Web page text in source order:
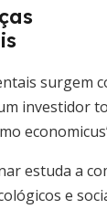
surgem
investidor
estuda a
e